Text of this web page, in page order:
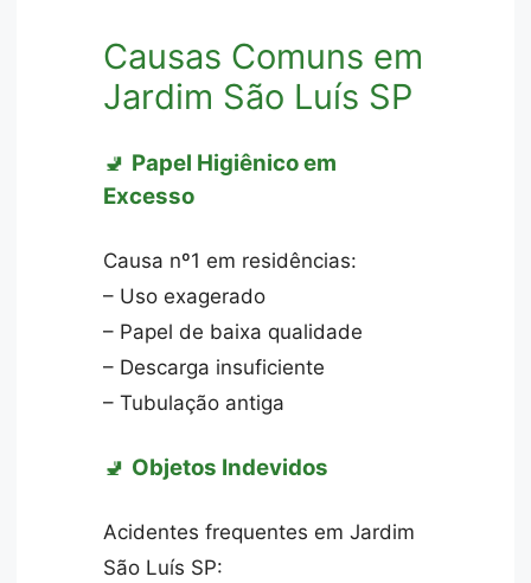
Causas Comuns em
Jardim São Luís SP
🚽 Papel Higiênico em
Excesso
Causa nº1 em residências:
– Uso exagerado
– Papel de baixa qualidade
– Descarga insuficiente
– Tubulação antiga
🚽 Objetos Indevidos
Acidentes frequentes em Jardim
São Luís SP: